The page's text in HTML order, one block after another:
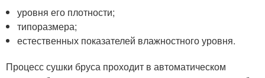
уровня его плотности;
типоразмера;
естественных показателей влажностного уровня.
Процесс сушки бруса проходит в автоматическом